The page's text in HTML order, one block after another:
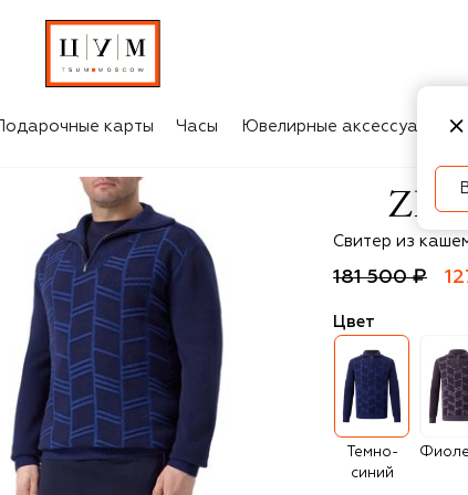
Подарочные карты Часы Ювелирные аксессуары
Zilli
Свитер из
181 500 ₽
Цвет
Темно-
синий